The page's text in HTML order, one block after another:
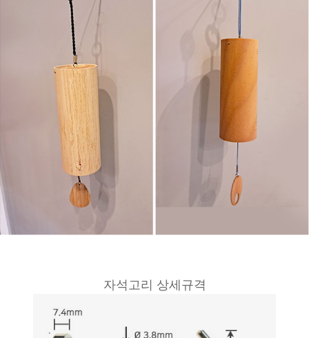
자석고리 상세규격